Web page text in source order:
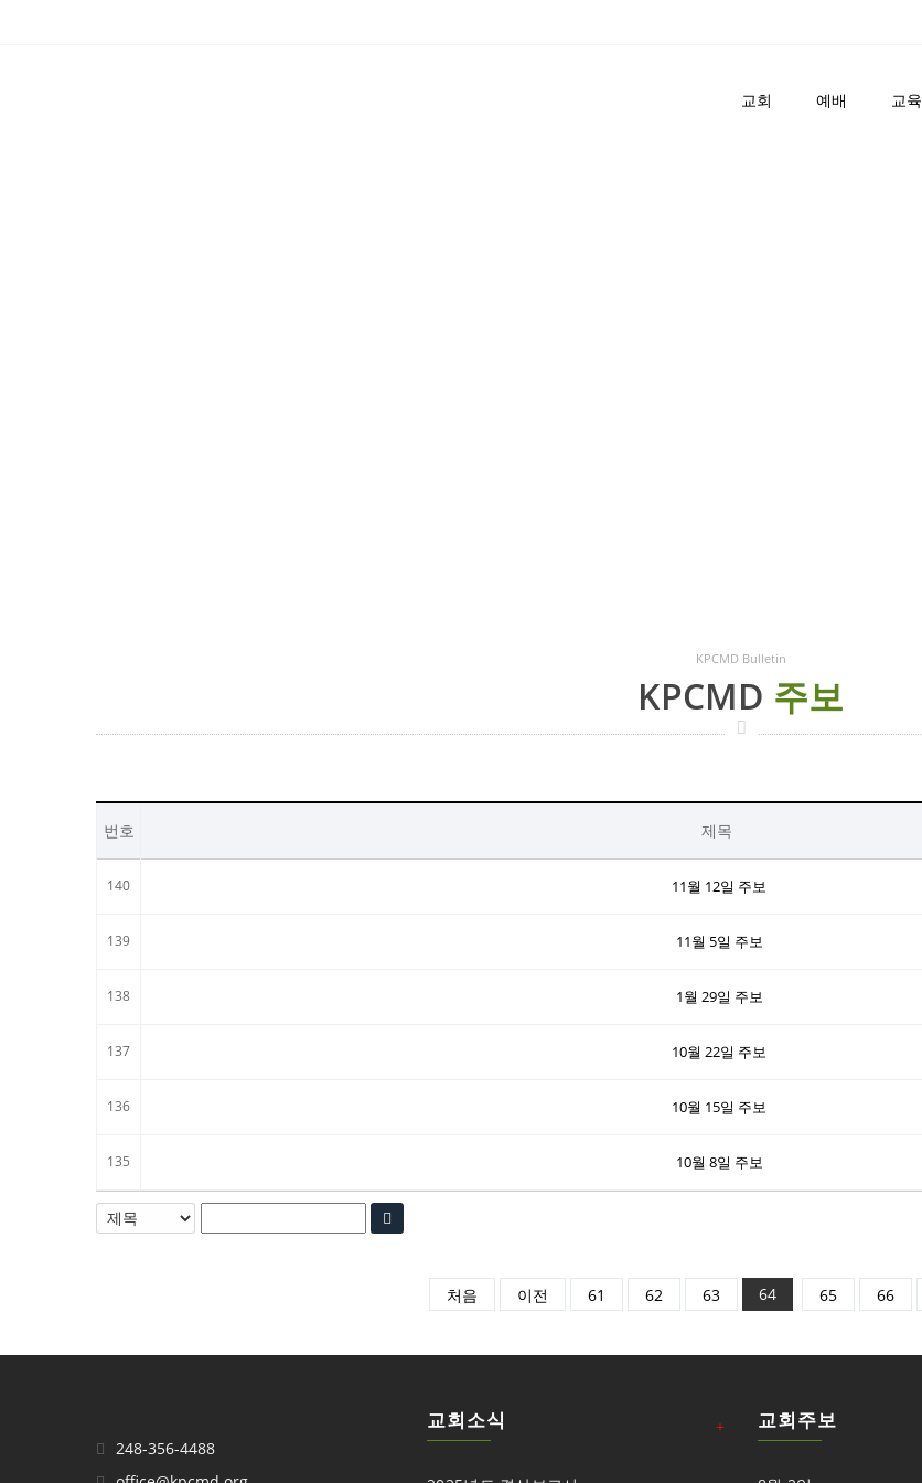
교회 예배 교육
KPCMD Bulletin
KPCMD 주보
번호 제목
140 11월 12일 주보
139 11월 5일 주보
138 1월 29일 주보
137 10월 22일 주보
136 10월 15일 주보
135 10월 8일 주보
처음 이전 61 62 63 64 65 66
248-356-4488
교회소식 + 교회주보